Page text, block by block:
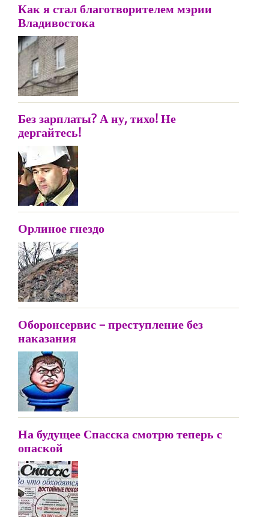
Как я стал благотворителем мэрии
Владивостока
Без зарплаты? А ну, тихо! Не
дергайтесь!
Орлиное гнездо
Оборонсервис – преступление без
наказания
На будущее Спасска смотрю теперь с
опаской